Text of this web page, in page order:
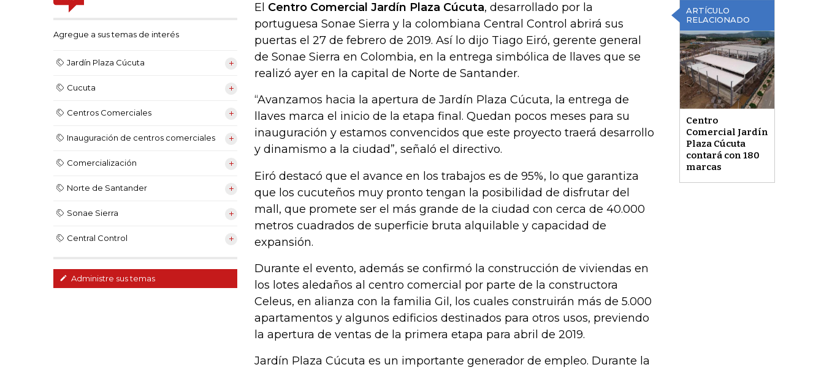
Agregue a sus temas de interés
Jardín Plaza Cúcuta
Cucuta
Centros Comerciales
Inauguración de centros comerciales
Comercialización
Norte de Santander
Sonae Sierra
Central Control
Administre sus temas
ARTÍCULO
RELACIONADO
Centro
Comercial Jardín
Plaza Cúcuta
contará con 180
marcas
El Centro Comercial Jardín Plaza Cúcuta, desarrollado por la
portuguesa Sonae Sierra y la colombiana Central Control abrirá sus
puertas el 27 de febrero de 2019. Así lo dijo Tiago Eiró, gerente general
de Sonae Sierra en Colombia, en la entrega simbólica de llaves que se
realizó ayer en la capital de Norte de Santander.
“Avanzamos hacia la apertura de Jardín Plaza Cúcuta, la entrega de
llaves marca el inicio de la etapa final. Quedan pocos meses para su
inauguración y estamos convencidos que este proyecto traerá desarrollo
y dinamismo a la ciudad”, señaló el directivo.
Eiró destacó que el avance en los trabajos es de 95%, lo que garantiza
que los cucuteños muy pronto tengan la posibilidad de disfrutar del
mall, que promete ser el más grande de la ciudad con cerca de 40.000
metros cuadrados de superficie bruta alquilable y capacidad de
expansión.
Durante el evento, además se confirmó la construcción de viviendas en
los lotes aledaños al centro comercial por parte de la constructora
Celeus, en alianza con la familia Gil, los cuales construirán más de 5.000
apartamentos y algunos edificios destinados para otros usos, previendo
la apertura de ventas de la primera etapa para abril de 2019.
Jardín Plaza Cúcuta es un importante generador de empleo. Durante la